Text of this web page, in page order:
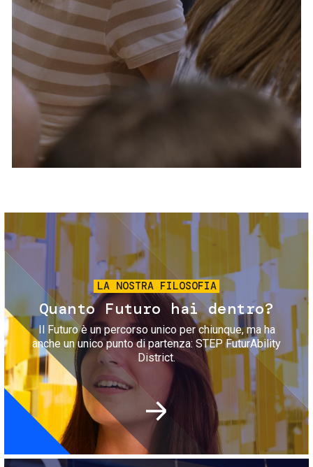
Servizi e accessibilità
Contatti
FAQ
Biglietti
Immagine
LA NOSTRA FILOSOFIA
Quanto Futuro hai dentro?
Il Futuro è un percorso unico per chiunque, ma ha
anche un unico punto di partenza: STEP FuturAbility
District.